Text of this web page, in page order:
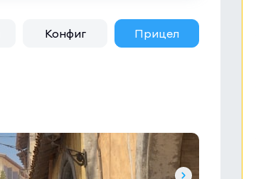
Конфиг Прицел